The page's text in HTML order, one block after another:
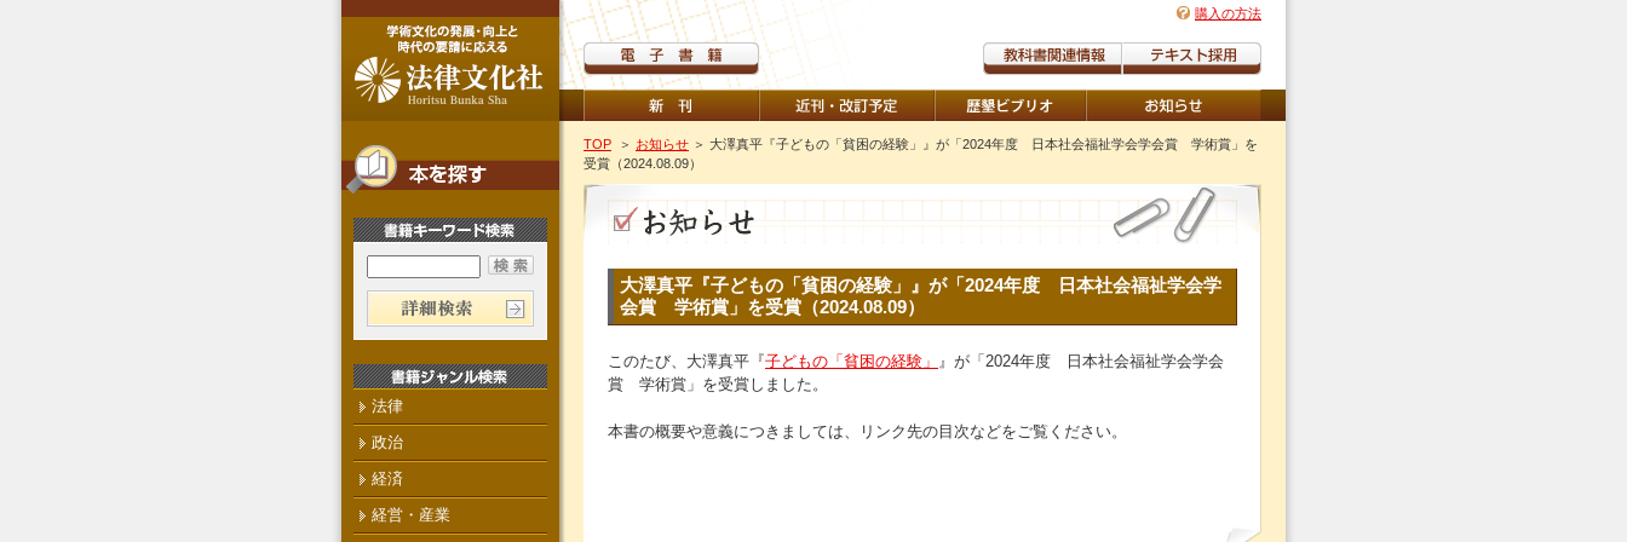
購入の方法
TOP ＞ お知らせ ＞ 大澤真平『子どもの「貧困の経験」』が「2024年度 日本社会福祉学会学会賞 学術賞」を
受賞（2024.08.09）
大澤真平『子どもの「貧困の経験」』が「2024年度 日本社会福祉学会学
会賞 学術賞」を受賞（2024.08.09）
このたび、大澤真平『子どもの「貧困の経験」 』が「2024年度 日本社会福祉学会学会
賞 学術賞」を受賞しました。
本書の概要や意義につきましては、リンク先の目次などをご覧ください。
法律
政治
経済
経営・産業